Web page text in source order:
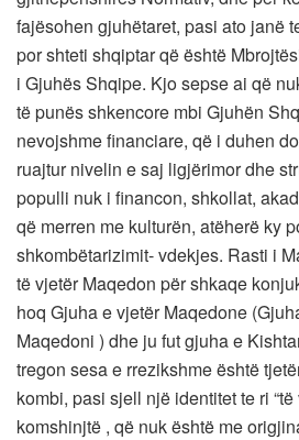
fajësohen gjuhëtaret, pasi ato janë
por shteti shqiptar që është
i Gjuhës Shqipe. Kjo sepse ai që
të punës shkencore mbi Gjuhën
nevojshme financiare, që i duhen
ruajtur nivelin e saj ligjërimor dhe
populli nuk i financon, shkollat,
që merren me kulturën, atëherë ky
shkombëtarizimit- vdekjes. Rasti i
të vjetër Maqedon për shkaqe
hoq Gjuha e vjetër Maqedone
Maqedoni ) dhe ju fut gjuha e
tregon sesa e rrezikshme është
kombi, pasi sjell një identitet te ri “të
komshinjtë , që nuk është me